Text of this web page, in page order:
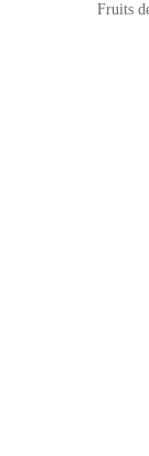
Fruits